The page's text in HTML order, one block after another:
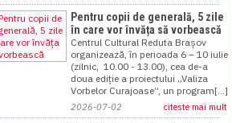
Pentru copii de generală, 5 zile
în care vor învăța să vorbească
Centrul Cultural Reduta Brașov
organizează, în perioada 6 – 10 iulie
(zilnic, 10.00 - 13.00), cea de-a
doua ediție a proiectului „Valiza
Vorbelor Curajoase”, un program[...]
2026-07-02 citeste mai mult